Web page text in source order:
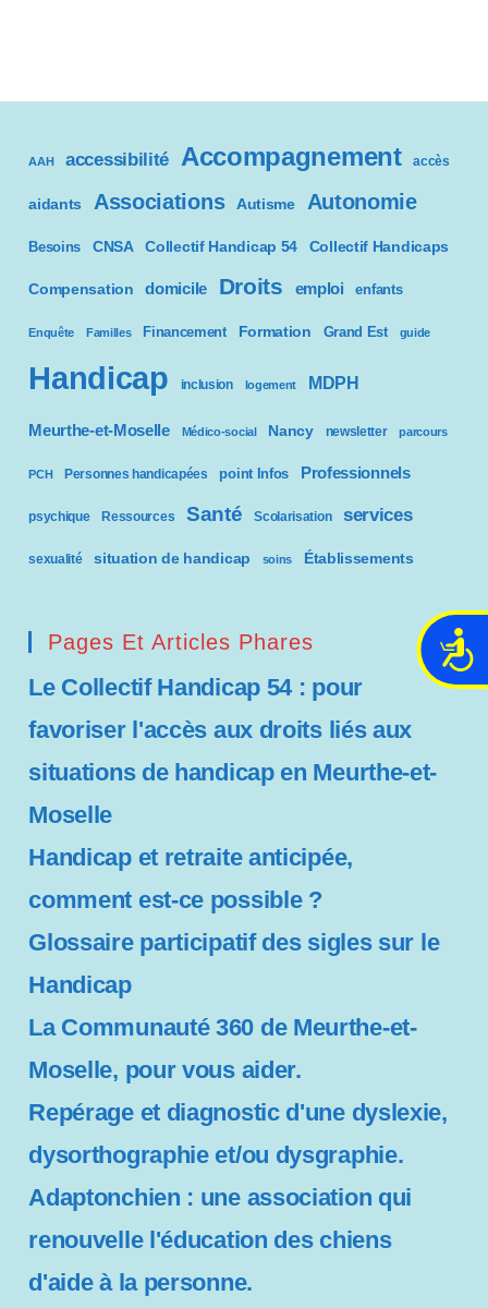
A
s
é
AAH accessibilité Accompagnement accès
aidants Associations Autisme Autonomie
Besoins CNSA Collectif Handicap 54 Collectif Handicaps
Compensation domicile Droits emploi enfants
Enquête Familles Financement Formation Grand Est guide
Handicap inclusion logement MDPH
Meurthe-et-Moselle Médico-social Nancy newsletter parcours
PCH Personnes handicapées point Infos Professionnels
psychique Ressources Santé Scolarisation services
sexualité situation de handicap soins Établissements
Pages Et Articles Phares
Le Collectif Handicap 54 : pour
favoriser l'accès aux droits liés aux
situations de handicap en Meurthe-et-
Moselle
Handicap et retraite anticipée,
comment est-ce possible ?
Glossaire participatif des sigles sur le
Handicap
La Communauté 360 de Meurthe-et-
Moselle, pour vous aider.
Repérage et diagnostic d'une dyslexie,
dysorthographie et/ou dysgraphie.
Adaptonchien : une association qui
renouvelle l'éducation des chiens
d'aide à la personne.